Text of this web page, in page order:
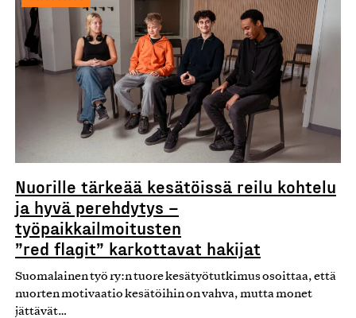
Nuorille tärkeää kesätöissä reilu kohtelu
ja hyvä perehdytys –
työpaikkailmoitusten
”red flagit” karkottavat hakijat
Suomalainen työ ry:n tuore kesätyötutkimus osoittaa, että
nuorten motivaatio kesätöihin on vahva, mutta monet
jättävät…